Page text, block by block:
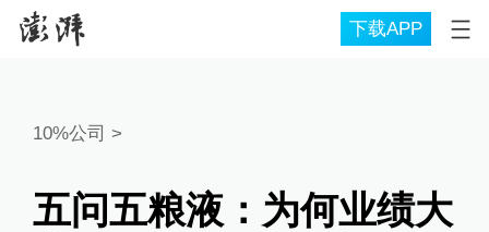
下载APP
10%公司 >
五问五粮液：为何业绩大